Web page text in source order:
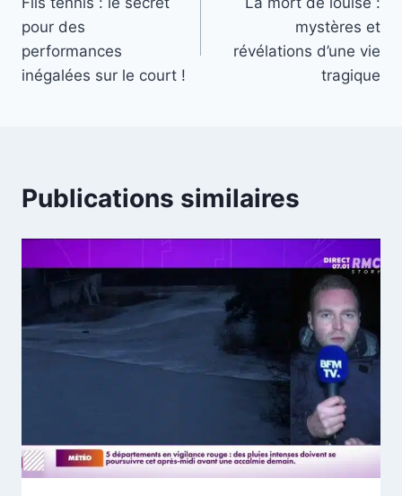
de
l’article
pour des
performances
inégalées sur le court !
mystères et
révélations d’une vie
tragique
Publications similaires